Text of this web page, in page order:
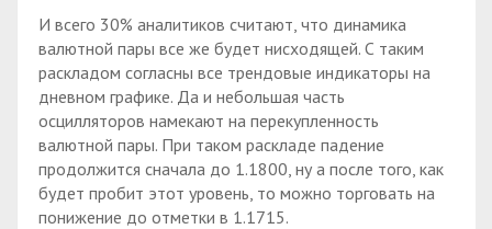
И всего 30% аналитиков считают, что динамика
валютной пары все же будет нисходящей. С таким
раскладом согласны все трендовые индикаторы на
дневном графике. Да и небольшая часть
осцилляторов намекают на перекупленность
валютной пары. При таком раскладе падение
продолжится сначала до 1.1800, ну а после того, как
будет пробит этот уровень, то можно торговать на
понижение до отметки в 1.1715.